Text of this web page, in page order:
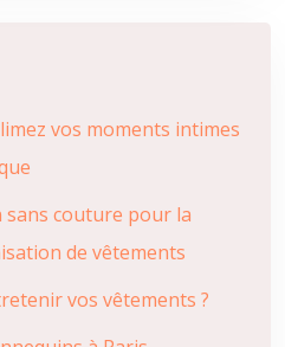
vos moments intimes
couture pour la
de vêtements
vos vêtements ?